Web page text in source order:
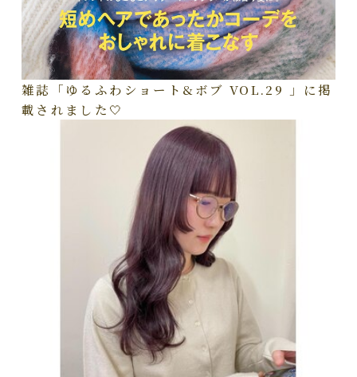
雑誌「ゆるふわショート&ボブ VOL.29 」に掲
載されました🤍